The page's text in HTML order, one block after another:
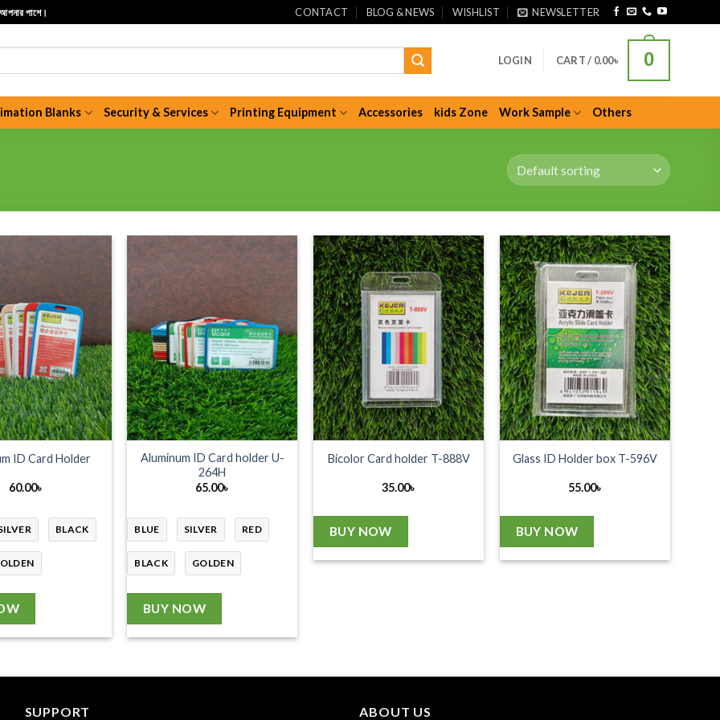
পাশে। CONTACT BLOG & NEWS WISHLIST NEWSLETTER
LOGIN CART / 0.00৳ 0
Blanks Security & Services Printing Equipment Accessories kids Zone Work Sample Others
ID Card Holder
60.00৳
BLACK
Aluminum ID Card holder U-
264H
65.00৳
BLUE SILVER RED
BLACK GOLDEN
BUY NOW
Bicolor Card holder T-888V
35.00৳
BUY NOW
Glass ID Holder box T-596V
55.00৳
BUY NOW
SUPPORT ABOUT US